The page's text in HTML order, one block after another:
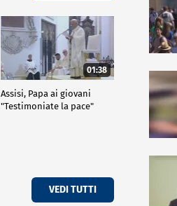
01:38
Assisi, Papa ai giovani
"Testimoniate la pace"
VEDI TUTTI